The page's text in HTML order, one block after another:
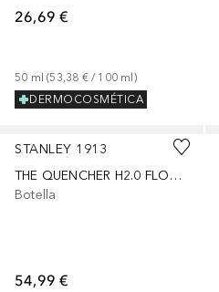
26,69 €
50 ml (53,38 € / 100 ml )
DERMOCOSMÉTICA
STANLEY 1913
THE QUENCHER H2.0 FLOWSTATE™ TUMBLER 0.89L
Botella
54,99 €
+13